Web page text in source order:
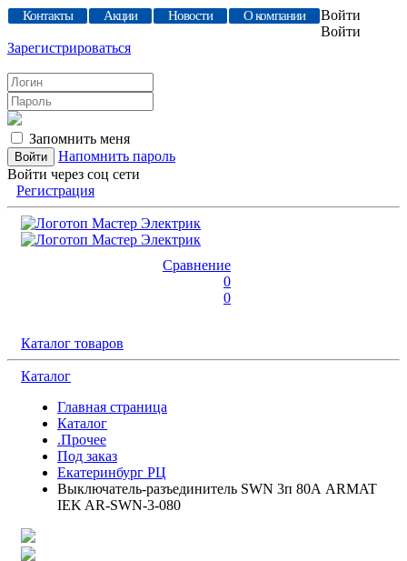
Контакты Акции Новости О компании
Войти
Войти
Зарегистрироваться
Запомнить меня
Напомнить пароль
Войти через соц сети
Регистрация
Сравнение
0
0
Каталог товаров
Каталог
Главная страница
Каталог
.Прочее
Под заказ
Екатеринбург РЦ
Выключатель-разъединитель SWN 3п 80А ARMAT
IEK AR-SWN-3-080